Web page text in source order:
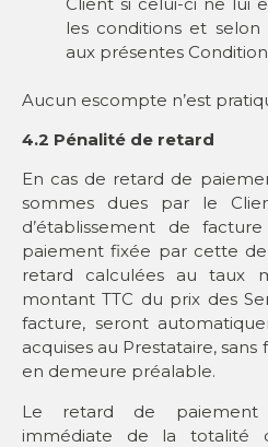
les conditions et selon
aux présentes
Aucun escompte n’est
4.2 Pénalité de retard
En cas de retard de
sommes dues par le
d’établissement de
paiement fixée par cette
retard calculées au taux
montant TTC du prix des
facture, seront
acquises au Prestataire,
en demeure préalable.
Le retard de paiement
immédiate de la totalité